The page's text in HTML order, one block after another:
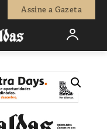
Assine a Gazeta